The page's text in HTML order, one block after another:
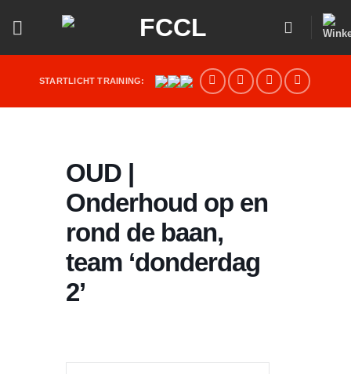
STARTLICHT TRAINING:
OUD |
Onderhoud op en
rond de baan,
team ‘donderdag
2’